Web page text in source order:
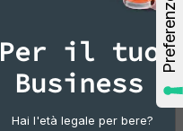
Per il tuo
Business
Hai l'età legale per bere?